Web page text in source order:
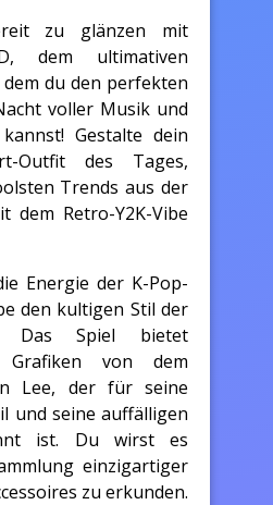
zu glänzen mit
dem ultimativen
du den perfekten
voller Musik und
Gestalte dein
Outfit des Tages,
Trends aus der
dem Retro-Y2K-Vibe
Energie der K-Pop-
den kultigen Stil der
Das Spiel bietet
Grafiken von dem
Lee, der für seine
und seine auffälligen
ist. Du wirst es
einzigartiger
zu erkunden.